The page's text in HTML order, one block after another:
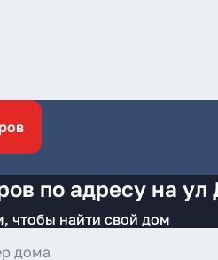
по адресу на
чтобы найти свой дом